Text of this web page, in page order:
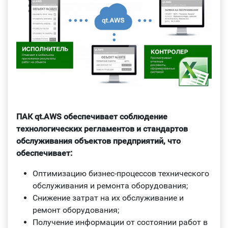
ПАК qt.AWS обеспечивает соблюдение
технологических регламентов и стандартов
обслуживания объектов предприятий, что
обеспечивает:
Оптимизацию бизнес-процессов технического
обслуживания и ремонта оборудования;
Снижение затрат на их обслуживание и
ремонт оборудования;
Получение информации от состоянии работ в